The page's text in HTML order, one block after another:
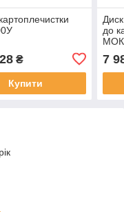
₴
Купити
до
7